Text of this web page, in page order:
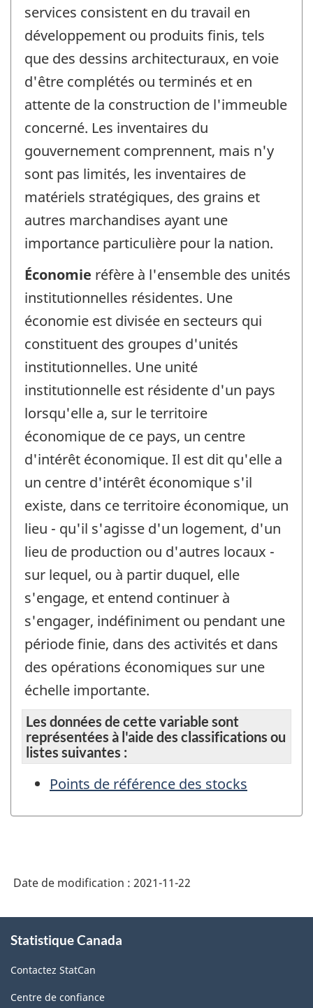
services consistent en du travail en
développement ou produits finis, tels
que des dessins architecturaux, en voie
d'être complétés ou terminés et en
attente de la construction de l'immeuble
concerné. Les inventaires du
gouvernement comprennent, mais n'y
sont pas limités, les inventaires de
matériels stratégiques, des grains et
autres marchandises ayant une
importance particulière pour la nation.
Économie réfère à l'ensemble des unités
institutionnelles résidentes. Une
économie est divisée en secteurs qui
constituent des groupes d'unités
institutionnelles. Une unité
institutionnelle est résidente d'un pays
lorsqu'elle a, sur le territoire
économique de ce pays, un centre
d'intérêt économique. Il est dit qu'elle a
un centre d'intérêt économique s'il
existe, dans ce territoire économique, un
lieu - qu'il s'agisse d'un logement, d'un
lieu de production ou d'autres locaux -
sur lequel, ou à partir duquel, elle
s'engage, et entend continuer à
s'engager, indéfiniment ou pendant une
période finie, dans des activités et dans
des opérations économiques sur une
échelle importante.
Les données de cette variable sont
représentées à l'aide des classifications ou
listes suivantes :
Points de référence des stocks
Date de modification : 2021-11-22
propos
ce
site
Statistique Canada
Contactez StatCan
Centre de confiance